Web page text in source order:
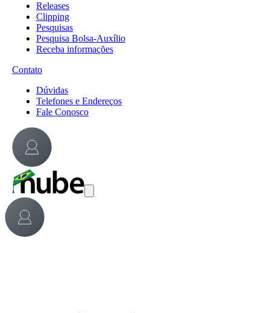
Releases
Clipping
Pesquisas
Pesquisa Bolsa-Auxílio
Receba informações
Contato
Dúvidas
Telefones e Endereços
Fale Conosco